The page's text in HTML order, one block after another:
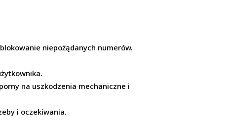
niepożądanych numerów.
na uszkodzenia mechaniczne i
i oczekiwania.